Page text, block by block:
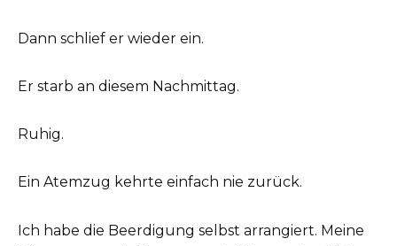
Dann schlief er wieder ein.
Er starb an diesem Nachmittag.
Ruhig.
Ein Atemzug kehrte einfach nie zurück.
Ich habe die Beerdigung selbst arrangiert. Meine